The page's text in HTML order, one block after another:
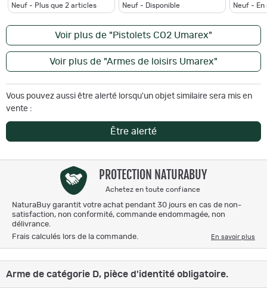
Neuf - Plus que 2 articles
Neuf - Disponible
Neuf - En
Voir plus de "Pistolets CO2 Umarex"
Voir plus de "Armes de loisirs Umarex"
Vous pouvez aussi être alerté lorsqu'un objet similaire sera mis en
vente :
Être alerté
PROTECTION NATURABUY
Achetez en toute confiance
NaturaBuy garantit votre achat pendant 30 jours en cas de non-
satisfaction, non conformité, commande endommagée, non
délivrance.
Frais calculés lors de la commande.
En savoir plus
Arme de catégorie D, pièce d'identité obligatoire.